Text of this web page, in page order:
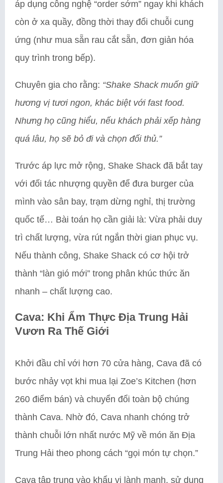
áp dụng công nghệ “order sớm” ngay khi khách
còn ở xa quầy, đồng thời thay đổi chuỗi cung
ứng (như mua sẵn rau cắt sẵn, đơn giản hóa
quy trình trong bếp).
Chuyên gia cho rằng: “Shake Shack muốn giữ
hương vị tươi ngon, khác biệt với fast food.
Nhưng họ cũng hiểu, nếu khách phải xếp hàng
quá lâu, họ sẽ bỏ đi và chọn đối thủ.”
Trước áp lực mở rộng, Shake Shack đã bắt tay
với đối tác nhượng quyền để đưa burger của
mình vào sân bay, trạm dừng nghỉ, thị trường
quốc tế… Bài toán họ cần giải là: Vừa phải duy
trì chất lượng, vừa rút ngắn thời gian phục vụ.
Nếu thành công, Shake Shack có cơ hội trở
thành “làn gió mới” trong phân khúc thức ăn
nhanh – chất lượng cao.
Cava: Khi Ẩm Thực Địa Trung Hải
Vươn Ra Thế Giới
Khởi đầu chỉ với hơn 70 cửa hàng, Cava đã có
bước nhảy vọt khi mua lại Zoe’s Kitchen (hơn
260 điểm bán) và chuyển đổi toàn bộ chúng
thành Cava. Nhờ đó, Cava nhanh chóng trở
thành chuỗi lớn nhất nước Mỹ về món ăn Địa
Trung Hải theo phong cách “gọi món tự chọn.”
Cava tập trung vào khẩu vị lành mạnh, sử dụng